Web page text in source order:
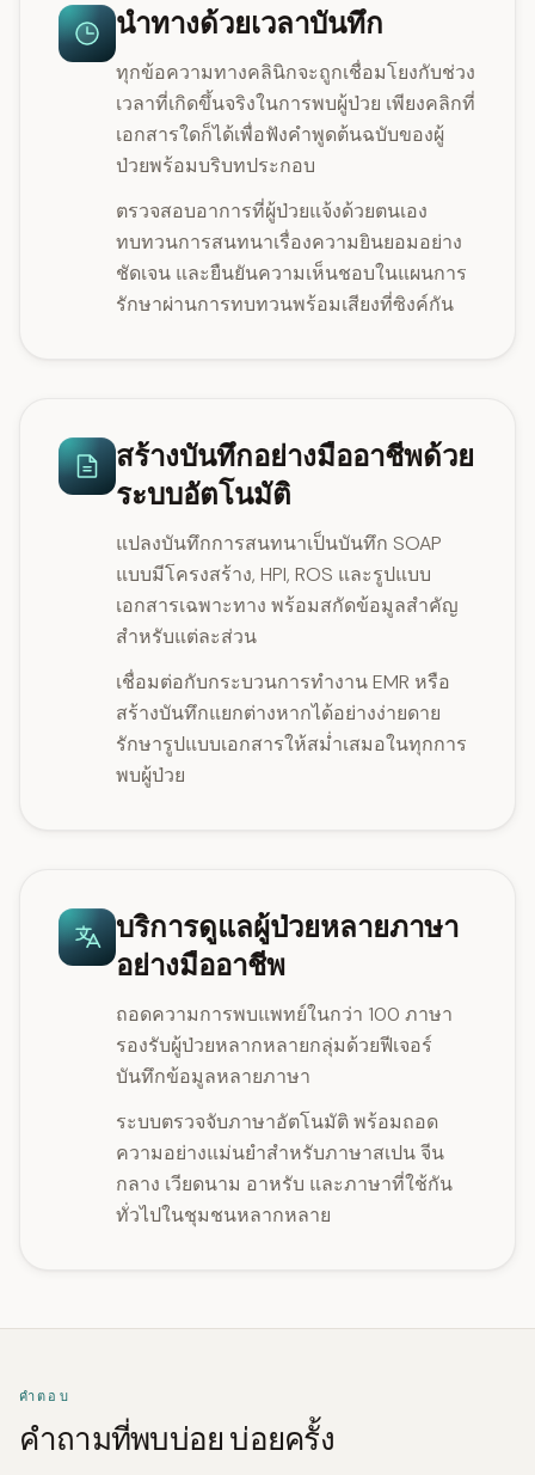
นำทางด้วยเวลาบันทึก
ทุกข้อความทางคลินิกจะถูกเชื่อมโยงกับช่วง
เวลาที่เกิดขึ้นจริงในการพบผู้ป่วย เพียงคลิกที่
เอกสารใดก็ได้เพื่อฟังคำพูดต้นฉบับของผู้
ป่วยพร้อมบริบทประกอบ
ตรวจสอบอาการที่ผู้ป่วยแจ้งด้วยตนเอง
ทบทวนการสนทนาเรื่องความยินยอมอย่าง
ชัดเจน และยืนยันความเห็นชอบในแผนการ
รักษาผ่านการทบทวนพร้อมเสียงที่ซิงค์กัน
สร้างบันทึกอย่างมืออาชีพด้วย
ระบบอัตโนมัติ
แปลงบันทึกการสนทนาเป็นบันทึก SOAP
แบบมีโครงสร้าง, HPI, ROS และรูปแบบ
เอกสารเฉพาะทาง พร้อมสกัดข้อมูลสำคัญ
สำหรับแต่ละส่วน
เชื่อมต่อกับกระบวนการทำงาน EMR หรือ
สร้างบันทึกแยกต่างหากได้อย่างง่ายดาย
รักษารูปแบบเอกสารให้สม่ำเสมอในทุกการ
พบผู้ป่วย
บริการดูแลผู้ป่วยหลายภาษา
อย่างมืออาชีพ
ถอดความการพบแพทย์ในกว่า 100 ภาษา
รองรับผู้ป่วยหลากหลายกลุ่มด้วยฟีเจอร์
บันทึกข้อมูลหลายภาษา
ระบบตรวจจับภาษาอัตโนมัติ พร้อมถอด
ความอย่างแม่นยำสำหรับภาษาสเปน จีน
กลาง เวียดนาม อาหรับ และภาษาที่ใช้กัน
ทั่วไปในชุมชนหลากหลาย
คำตอบ
คำถามที่พบบ่อย บ่อยครั้ง